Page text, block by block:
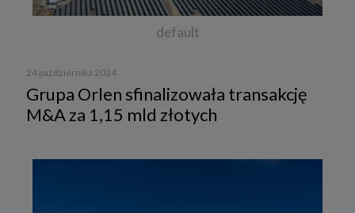
default
24 października 2024
Grupa Orlen sfinalizowała transakcję
M&A za 1,15 mld złotych